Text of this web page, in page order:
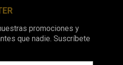
promociones y
que nadie. Suscríbete